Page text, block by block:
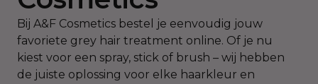
Bij A&F Cosmetics bestel je eenvoudig jouw
favoriete grey hair treatment online. Of je nu
kiest voor een spray, stick of brush – wij hebben
de juiste oplossing voor elke haarkleur en